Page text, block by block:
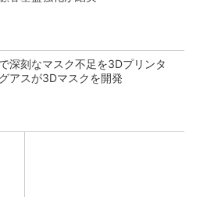
深刻なマスク不足を3Dプリンタ
アスが3Dマスクを開発